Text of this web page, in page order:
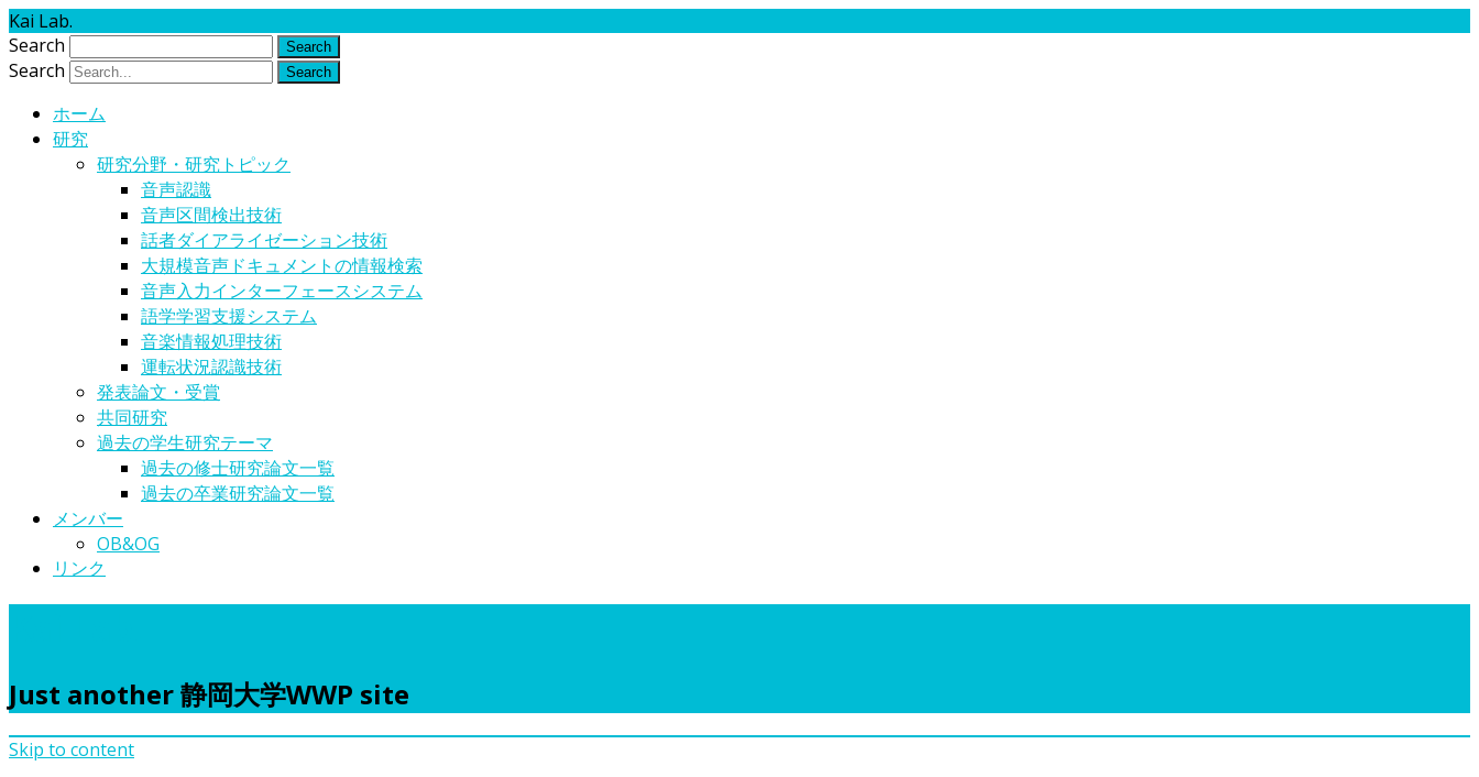
Kai Lab.
Search
Search
ホーム
研究
研究分野・研究トピック
音声認識
音声区間検出技術
話者ダイアライゼーション技術
大規模音声ドキュメントの情報検索
音声入力インターフェースシステム
語学学習支援システム
音楽情報処理技術
運転状況認識技術
発表論文・受賞
共同研究
過去の学生研究テーマ
過去の修士研究論文一覧
過去の卒業研究論文一覧
メンバー
OB&OG
リンク
Just another 静岡大学WWP site
Skip to content